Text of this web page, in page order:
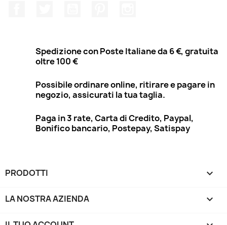
Spedizione con Poste Italiane da 6 €, gratuita
oltre 100 €
Possibile ordinare online, ritirare e pagare in
negozio, assicurati la tua taglia.
Paga in 3 rate, Carta di Credito, Paypal,
Bonifico bancario, Postepay, Satispay
PRODOTTI 
LA NOSTRA AZIENDA 